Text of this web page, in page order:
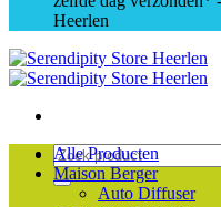
Heerlen
Zoeken
naar:
Alle Producten
Maison Berger
Auto Diffuser